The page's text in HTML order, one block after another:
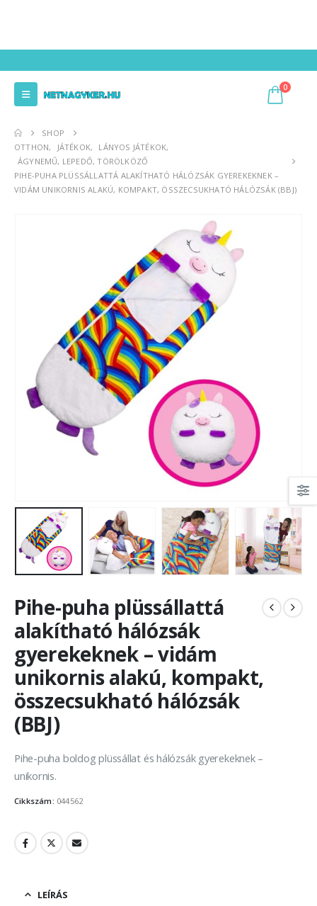
0
SHOP
OTTHON, JÁTÉKOK, LÁNYOS JÁTÉKOK,
ÁGYNEMŰ, LEPEDŐ, TÖRÖLKÖZŐ
PIHE-PUHA PLÜSSÁLLATTÁ ALAKÍTHATÓ HÁLÓZSÁK GYEREKEKNEK –
VIDÁM UNIKORNIS ALAKÚ, KOMPAKT, ÖSSZECSUKHATÓ HÁLÓZSÁK (BBJ)
Pihe-puha plüssállattá
alakítható hálózsák
gyerekeknek – vidám
unikornis alakú, kompakt,
összecsukható hálózsák
(BBJ)
Pihe-puha boldog plüssállat és hálózsák gyerekeknek –
unikornis.
Cikkszám: 044562
LEÍRÁS